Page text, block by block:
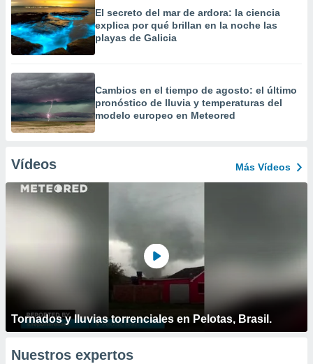
El secreto del mar de ardora: la ciencia
explica por qué brillan en la noche las
playas de Galicia
Cambios en el tiempo de agosto: el último
pronóstico de lluvia y temperaturas del
modelo europeo en Meteored
Vídeos Más Vídeos
Tornados y lluvias torrenciales en Pelotas, Brasil.
Nuestros expertos